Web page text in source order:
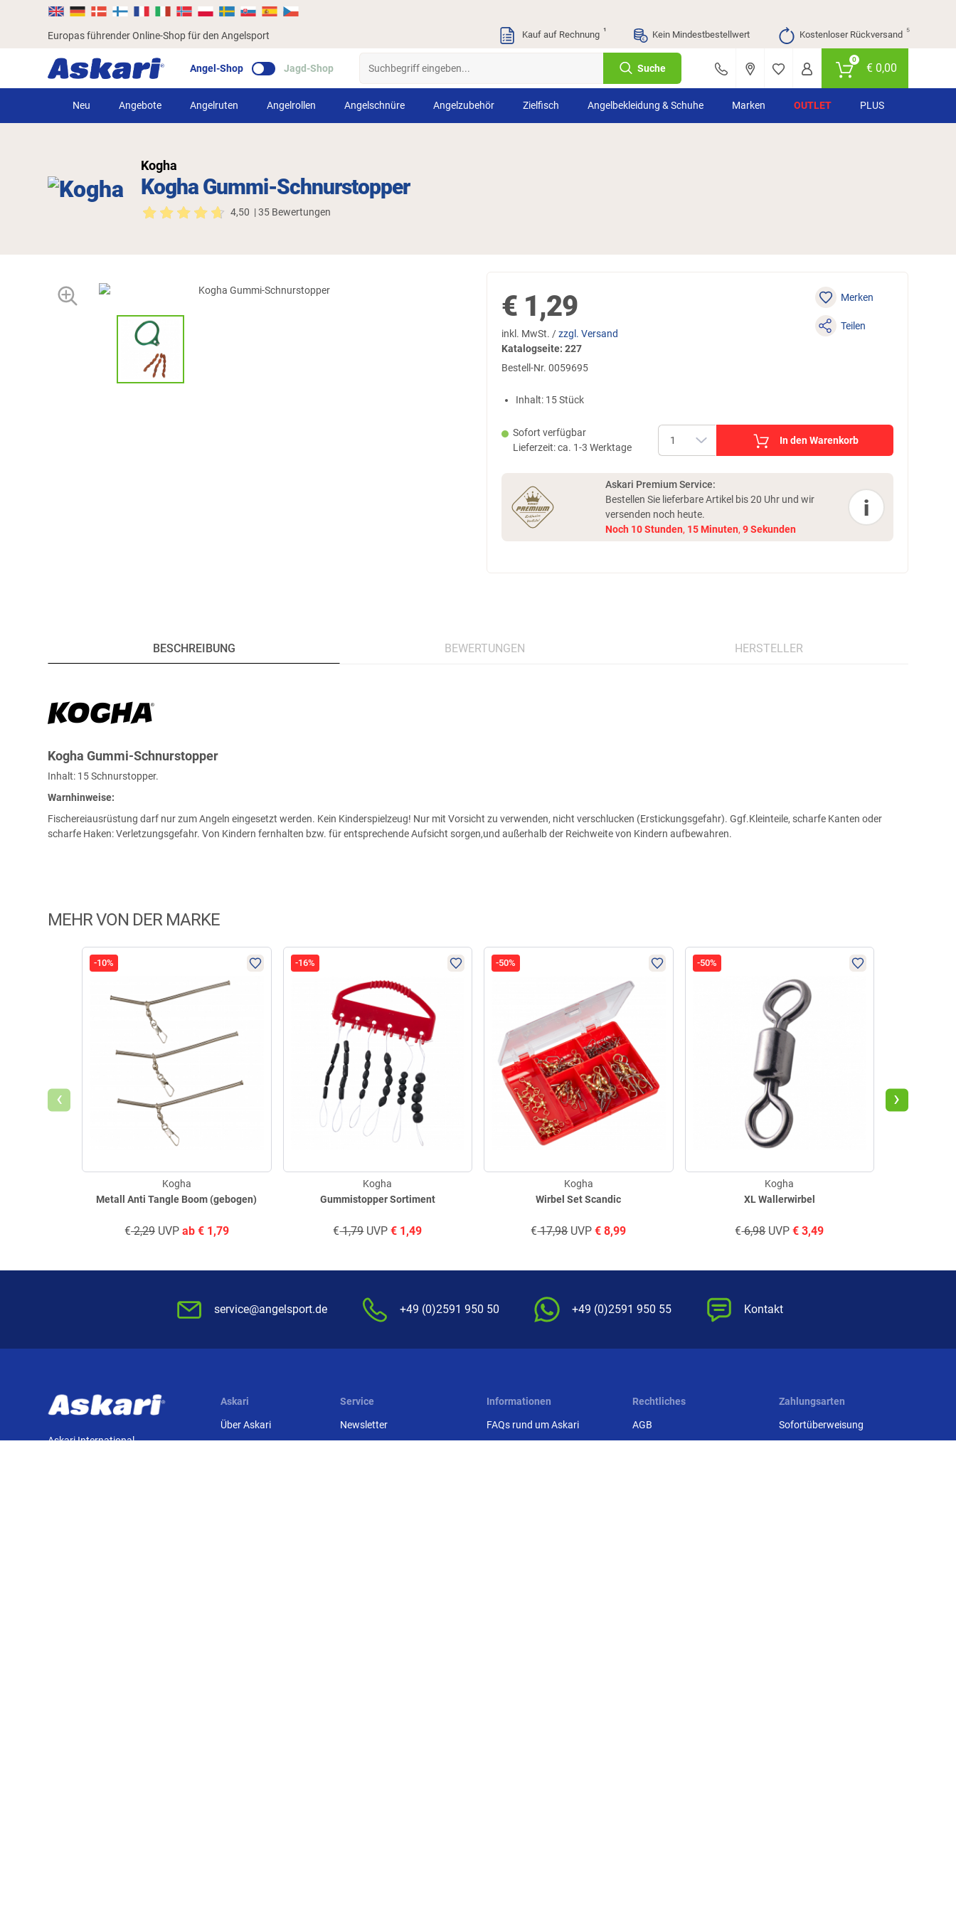
Europas führender Online-Shop für den Angelsport Kauf auf Rechnung ¹ Kein Mindestbestellwert Kostenloser Rückversand ⁵
Angel-Shop Jagd-Shop Suche
0
€0,00
Neu Angebote Angelruten Angelrollen Angelschnüre Angelzubehör Zielfisch Angelbekleidung & Schuhe Marken OUTLET PLUS
Kogha Gummi-Schnurstopper
Kogha
4,50 | 35 Bewertungen
€ 1,29
inkl. MwSt. /zzgl. Versand
Katalogseite: 227
Bestell-Nr. 0059695
Merken
Teilen
Inhalt: 15 Stück
Sofort verfügbar
Lieferzeit: ca. 1-3 Werktage
In den Warenkorb
Askari Premium Service:
Bestellen Sie lieferbare Artikel bis 20 Uhr und wir
versenden noch heute.
Noch 10Stunden, 15 Minuten, 9Sekunden
i
BESCHREIBUNG BEWERTUNGEN HERSTELLER
Kogha Gummi-Schnurstopper
Inhalt: 15 Schnurstopper.
Warnhinweise:
Fischereiausrüstung darf nur zum Angeln eingesetzt werden. Kein Kinderspielzeug! Nur mit Vorsicht zu verwenden, nicht verschlucken (Erstickungsgefahr). Ggf.Kleinteile, scharfe Kanten oder
scharfe Haken: Verletzungsgefahr. Von Kindern fernhalten bzw. für entsprechende Aufsicht sorgen,und außerhalb der Reichweite von Kindern aufbewahren.
MEHR VON DER MARKE
-10%
Metall Anti Tangle Boom (gebogen)
Kogha
€2,29UVP ab €1,79
-16%
Gummistopper Sortiment
Kogha
€1,79UVP € 1,49
-50%
Wirbel Set Scandic
Kogha
€17,98UVP € 8,99
-50%
XL Wallerwirbel
Kogha
€6,98UVP € 3,49
‹ ›
service@angelsport.de +49 (0)2591 950 50 +49 (0)2591 950 55 Kontakt
Askari International
Askari
Über Askari
Service
Newsletter
Informationen
FAQs rund um Askari
Rechtliches
AGB
Zahlungsarten
Sofortüberweisung